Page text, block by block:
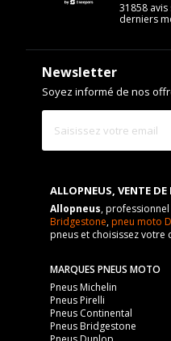
31858 avis
derniers
Newsletter
Soyez informé de nos
ALLOPNEUS, VENTE
Allopneus,
Bridgestone,pneu moto
pneus et choisissez votre
MARQUES PNEUS MOTO
Pneus Michelin
Pneus Pirelli
Pneus Continental
Pneus Bridgestone